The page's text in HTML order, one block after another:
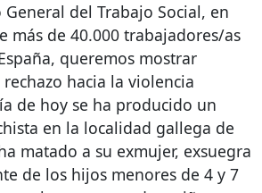
General del Trabajo Social, en
más de 40.000 trabajadores/as
queremos mostrar
hacia la violencia
de hoy se ha producido un
en la localidad gallega de
matado a su exmujer, exsuegra
de los hijos menores de 4 y 7